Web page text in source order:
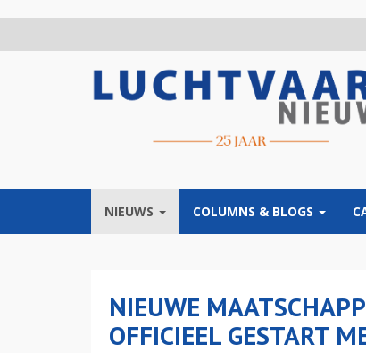
NIEUWS COLUMNS & BLOGS
NIEUWE
OFFICIEEL GESTART